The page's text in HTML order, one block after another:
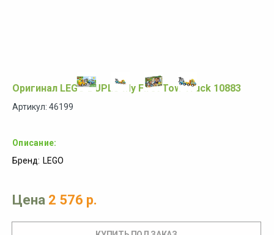
Оригинал LEGO DUPLO My First Tow Truck 10883
Артикул: 46199
Описание:
Бренд: LEGO
Цена 2 576 р.